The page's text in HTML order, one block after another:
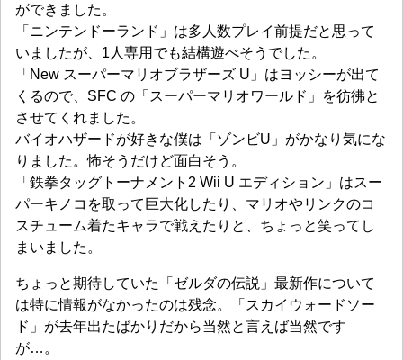
ができました。
「ニンテンドーランド」は多人数プレイ前提だと思って
いましたが、1人専用でも結構遊べそうでした。
「New スーパーマリオブラザーズ U」はヨッシーが出て
くるので、SFC の「スーパーマリオワールド」を彷彿と
させてくれました。
バイオハザードが好きな僕は「ゾンビU」がかなり気にな
りました。怖そうだけど面白そう。
「鉄拳タッグトーナメント2 Wii U エディション」はスー
パーキノコを取って巨大化したり、マリオやリンクのコ
スチューム着たキャラで戦えたりと、ちょっと笑ってし
まいました。
ちょっと期待していた「ゼルダの伝説」最新作について
は特に情報がなかったのは残念。「スカイウォードソー
ド」が去年出たばかりだから当然と言えば当然です
が…。